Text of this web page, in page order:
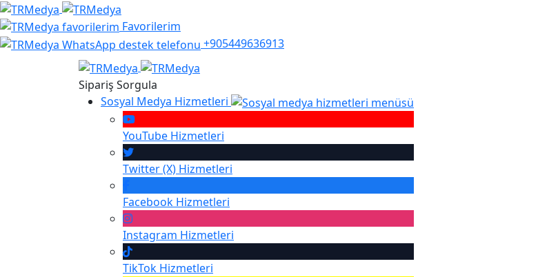
Favorilerim
+905449636913
Sipariş Sorgula
Sosyal Medya Hizmetleri
YouTube Hizmetleri
Twitter (X) Hizmetleri
Facebook Hizmetleri
Instagram Hizmetleri
TikTok Hizmetleri